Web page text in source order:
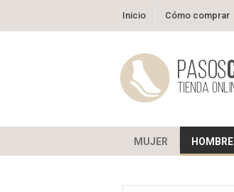
Inicio Cómo comprar
MUJER HOMBRE